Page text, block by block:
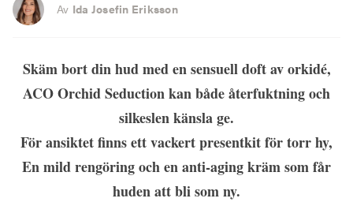
Av Ida Josefin Eriksson
Skäm bort din hud med en sensuell doft av orkidé,
ACO Orchid Seduction kan både återfuktning och
silkeslen känsla ge.
För ansiktet finns ett vackert presentkit för torr hy,
En mild rengöring och en anti-aging kräm som får
huden att bli som ny.